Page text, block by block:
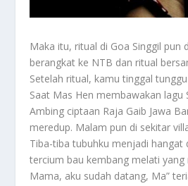
Maka itu, ritual di Goa Singgil pun
berangkat ke NTB dan ritual
Setelah ritual, kamu tinggal
Saat Mas Hen membawakan lagu
Ambing ciptaan Raja Gaib Jawa
meredup. Malam pun di sekitar
Tiba-tiba tubuhku menjadi hangat
tercium bau kembang melati yang
Mama, aku sudah datang, Ma”